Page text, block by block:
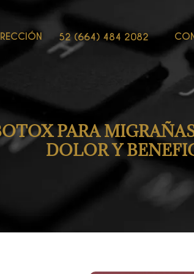
52 (664) 484 2082
PARA
DOLOR Y